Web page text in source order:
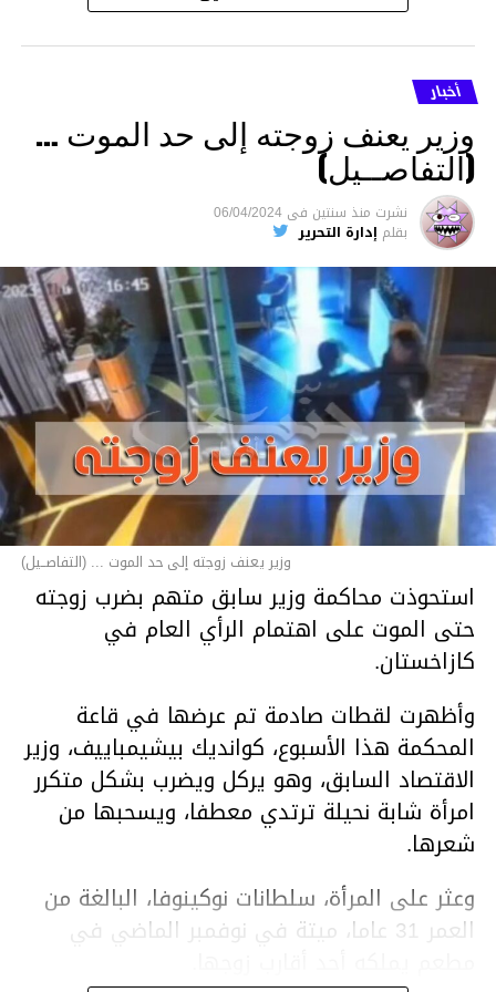
أخبار
وزير يعنف زوجته إلى حد الموت …
(التفاصــيل)
نشرت منذ سنتين فى 06/04/2024
بقلم إدارة التحرير
وزير يعنف زوجته إلى حد الموت ... (التفاصــيل)
استحوذت محاكمة وزير سابق متهم بضرب زوجته
حتى الموت على اهتمام الرأي العام في
كازاخستان.
وأظهرت لقطات صادمة تم عرضها في قاعة
المحكمة هذا الأسبوع، كوانديك بيشيمباييف، وزير
الاقتصاد السابق، وهو يركل ويضرب بشكل متكرر
امرأة شابة نحيلة ترتدي معطفا، ويسحبها من
شعرها.
وعثر على المرأة، سلطانات نوكينوفا، البالغة من
العمر 31 عاما، ميتة في نوفمبر الماضي في